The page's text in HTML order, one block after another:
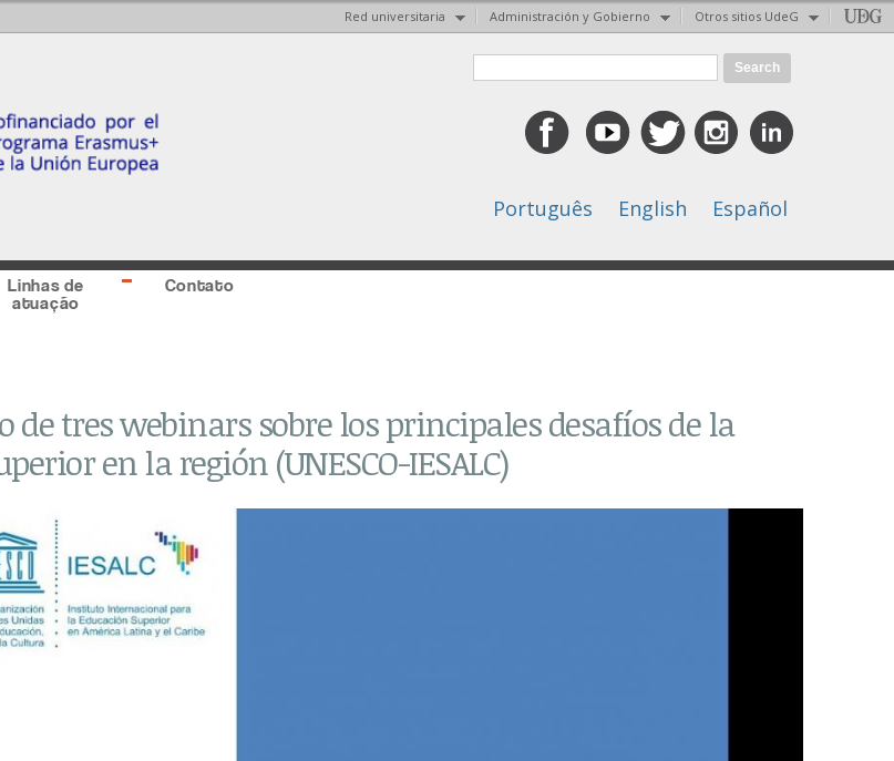
Red universitaria Administración y Gobierno Otros sitios UdeG
content
Sidebar
second
Search form
Português English Español
Linhas de
atuação
Contato
de tres webinars sobre los principales desafíos de la
en la región (UNESCO-IESALC)